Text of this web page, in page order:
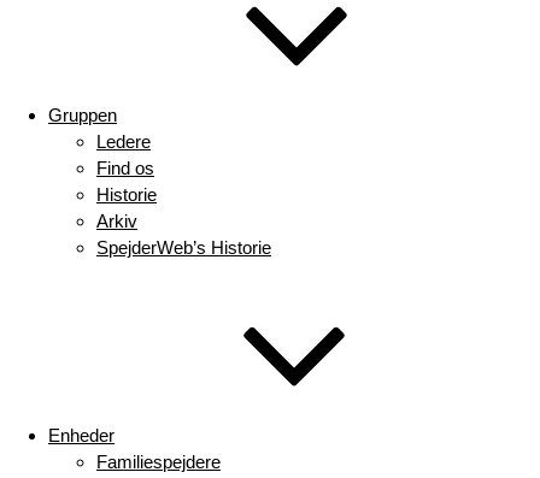
Gruppen
Ledere
Find os
Historie
Arkiv
SpejderWeb’s Historie
Enheder
Familiespejdere